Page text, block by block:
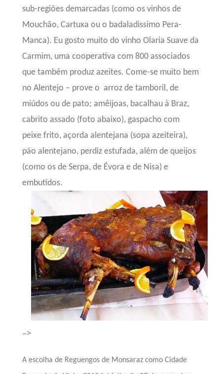
sub-regiões demarcadas (como os vinhos de
Mouchão, Cartuxa ou o badaladissimo Pera-
Manca). Eu gosto muito do vinho Olaria Suave da
Carmim, uma cooperativa com 800 associados
que também produz azeites. Come-se muito bem
no Alentejo – prove o arroz de tamboril, de
miúdos ou de pato; amêijoas, bacalhau à Braz,
cabrito assado (foto abaixo), gaspacho com
peixe frito, açorda alentejana (sopa azeiteira),
pão alentejano, perdiz estufada, além de queijos
(como os de Serpa, de Évora e de Nisa) e
embutidos.
–>
A escolha de Reguengos de Monsaraz como Cidade